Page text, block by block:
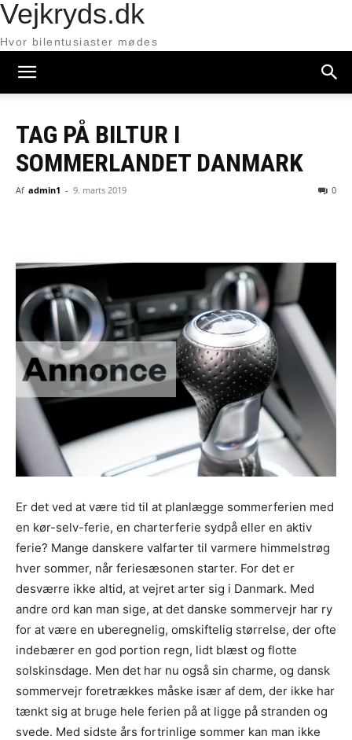
Vejkryds.dk
Hvor bilentusiaster mødes
TAG PÅ BILTUR I
SOMMERLANDET DANMARK
Af admin1 - 9. marts 2019 0
Er det ved at være tid til at planlægge sommerferien med
en kør-selv-ferie, en charterferie sydpå eller en aktiv
ferie? Mange danskere valfarter til varmere himmelstrøg
hver sommer, når feriesæsonen starter. For det er
desværre ikke altid, at vejret arter sig i Danmark. Med
andre ord kan man sige, at det danske sommervejr har ry
for at være en uberegnelig, omskiftelig størrelse, der ofte
indebærer en god portion regn, lidt blæst og flotte
solskinsdage. Men det har nu også sin charme, og dansk
sommervejr foretrækkes måske især af dem, der ikke har
tænkt sig at bruge hele ferien på at ligge på stranden og
svede. Med sidste års fortrinlige sommer kan man ikke